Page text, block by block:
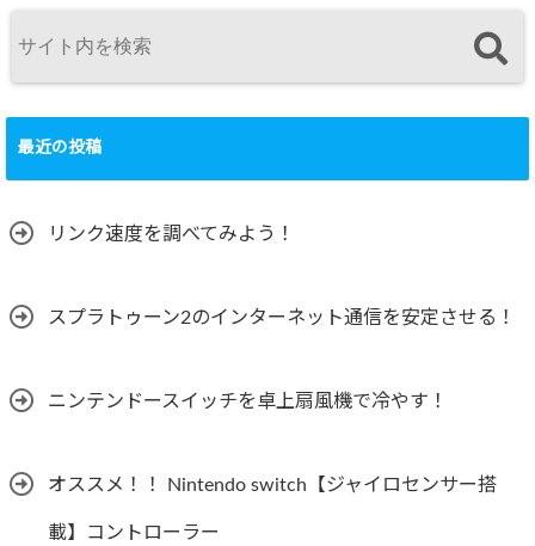
最近の投稿
リンク速度を調べてみよう！
スプラトゥーン2のインターネット通信を安定させる！
ニンテンドースイッチを卓上扇風機で冷やす！
オススメ！！ Nintendo switch【ジャイロセンサー搭
載】コントローラー